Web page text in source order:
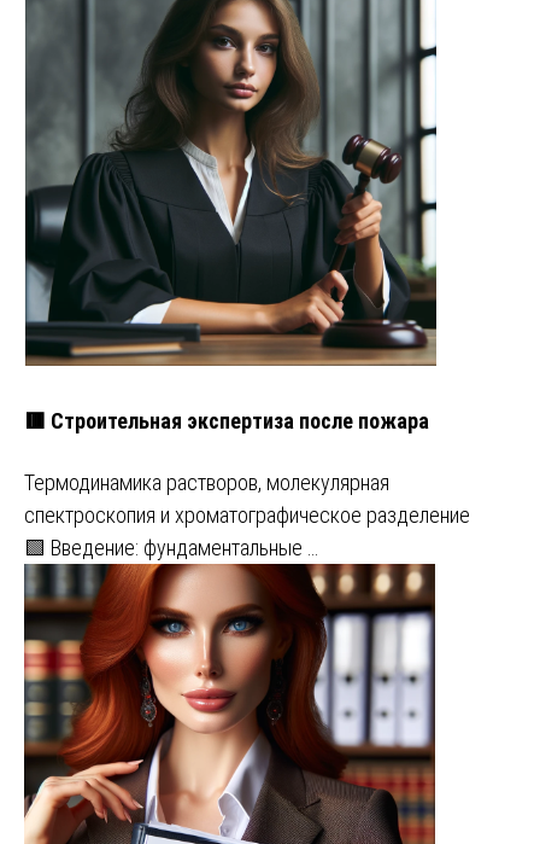
🟥 Строительная экспертиза после пожара
Термодинамика растворов, молекулярная
спектроскопия и хроматографическое разделение
🟩 Введение: фундаментальные …